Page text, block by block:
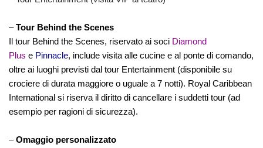
–Tour Behind the Scenes
Il tour Behind the Scenes, riservato ai soci Diamond
Plus e Pinnacle, include visita alle cucine e al ponte di comando,
oltre ai luoghi previsti dal tour Entertainment (disponibile su
crociere di durata maggiore o uguale a 7 notti). Royal Caribbean
International si riserva il diritto di cancellare i suddetti tour (ad
esempio per ragioni di sicurezza).
–Omaggio personalizzato